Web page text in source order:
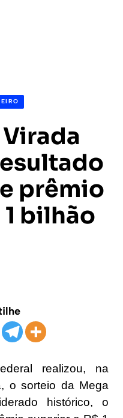
prêmio
bilhão
realizou, na
o sorteio da Mega
histórico, o